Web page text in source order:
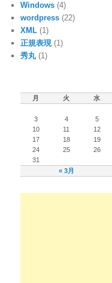
Windows (4)
wordpress (22)
XML (1)
正規表現(1)
秀丸(1)
月
火 水
« 3月
3
4 5
10
11 12
17
18 19
24
25 26
31